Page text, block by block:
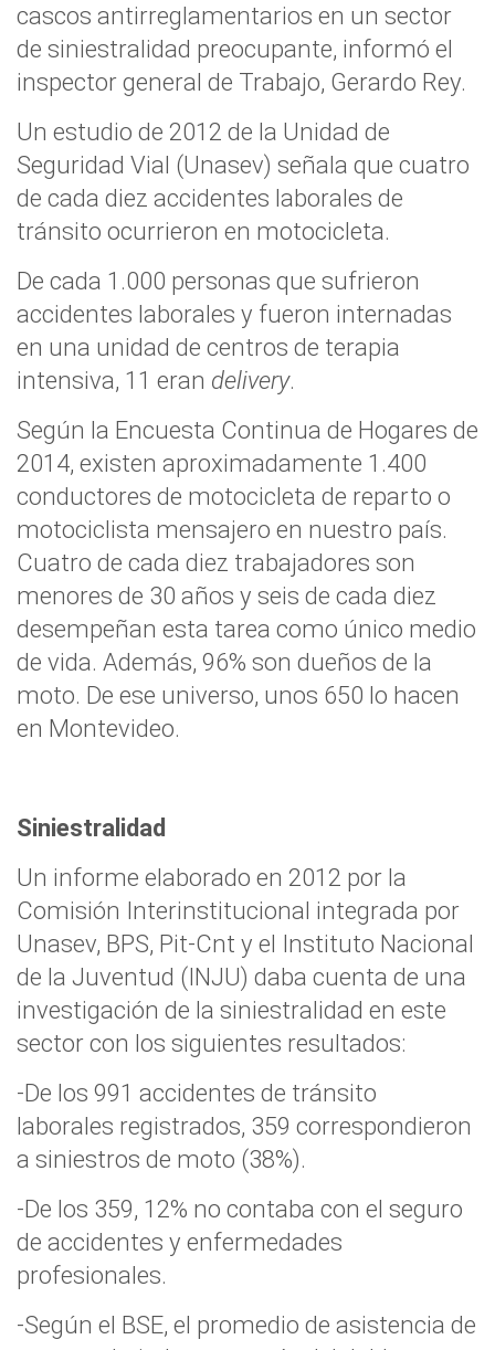
cascos antirreglamentarios en un sector
de siniestralidad preocupante, informó el
inspector general de Trabajo, Gerardo Rey.
Un estudio de 2012 de la Unidad de
Seguridad Vial (Unasev) señala que cuatro
de cada diez accidentes laborales de
tránsito ocurrieron en motocicleta.
De cada 1.000 personas que sufrieron
accidentes laborales y fueron internadas
en una unidad de centros de terapia
intensiva, 11 eran delivery.
Según la Encuesta Continua de Hogares de
2014, existen aproximadamente 1.400
conductores de motocicleta de reparto o
motociclista mensajero en nuestro país.
Cuatro de cada diez trabajadores son
menores de 30 años y seis de cada diez
desempeñan esta tarea como único medio
de vida. Además, 96% son dueños de la
moto. De ese universo, unos 650 lo hacen
en Montevideo.
Siniestralidad
Un informe elaborado en 2012 por la
Comisión Interinstitucional integrada por
Unasev, BPS, Pit-Cnt y el Instituto Nacional
de la Juventud (INJU) daba cuenta de una
investigación de la siniestralidad en este
sector con los siguientes resultados:
-De los 991 accidentes de tránsito
laborales registrados, 359 correspondieron
a siniestros de moto (38%).
-De los 359, 12% no contaba con el seguro
de accidentes y enfermedades
profesionales.
-Según el BSE, el promedio de asistencia de